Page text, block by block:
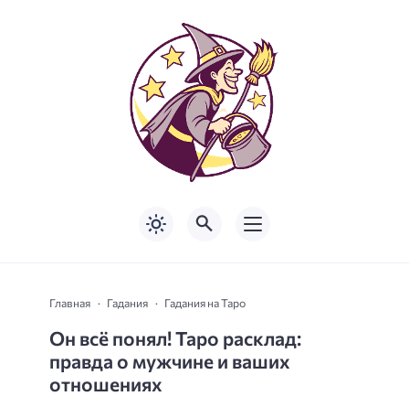
Главная Гадания Гадания на Таро
Он всё понял! Таро расклад:
правда о мужчине и ваших
отношениях